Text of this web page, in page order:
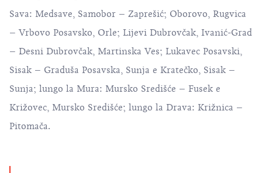
Sava: Medsave, Samobor – Zaprešić; Oborovo, Rugvica
– Vrbovo Posavsko, Orle; Lijevi Dubrovčak, Ivanić-Grad
– Desni Dubrovčak, Martinska Ves; Lukavec Posavski,
Sisak – Graduša Posavska, Sunja e Kratečko, Sisak –
Sunja; lungo la Mura: Mursko Središće – Fusek e
Križovec, Mursko Središće; lungo la Drava: Križnica –
Pitomača.